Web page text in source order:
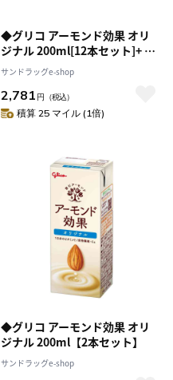
◆グリコ アーモンド効果 オリ
ジナル 200ml[12本セット]+ ア
ーモンド効果 砂糖不使用
200ml[12本セット]
サンドラッグe-shop
2,781 円 （税込）
積算 25 マイル (1倍)
◆グリコ アーモンド効果 オリ
ジナル 200ml【2本セット】
サンドラッグe-shop